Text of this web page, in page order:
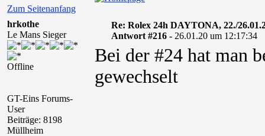
Zum Seitenanfang
hrkothe
Le Mans Sieger
Offline
GT-Eins Forums-
User
Beiträge: 8198
Müllheim
Re: Rolex 24h DAYTONA, 22./
Antwort #216 - 26.01.20 um 12:17:34
Bei der #24 hat man
gewechselt